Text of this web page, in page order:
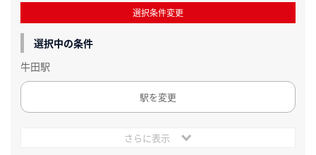
選択条件変更
選択中の条件
牛田駅
駅を変更
さらに表示